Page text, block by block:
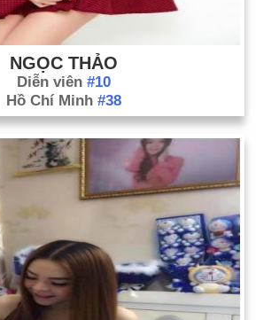
NGỌC THẢO
Diễn viên #10
Hồ Chí Minh #38